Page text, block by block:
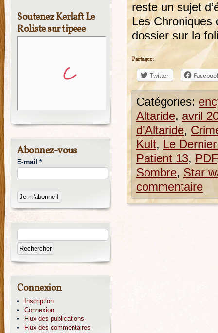
reste un sujet
Les Chroniques
dossier sur la
Partager :
Twitter
Catégories:
Altaride, avril
d'Altaride,
Kult, Le
Patient 13, PDF
Sombre, Star
commentaire
Soutenez Kerlaft Le
Roliste sur tipeee
Abonnez-vous
E-mail *
Connexion
Inscription
Connexion
Flux des publications
Flux des commentaires